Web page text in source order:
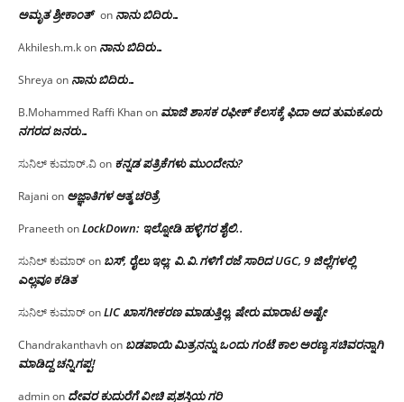
ಅಮೃತ ಶ್ರೀಕಾಂತ್ on ನಾನು ಬಿದಿರು…
Akhilesh.m.kon ನಾನು ಬಿದಿರು…
Shreya on ನಾನು ಬಿದಿರು…
B.Mohammed Raffi Khanon ಮಾಜಿ ಶಾಸಕ ರಫೀಕ್ ಕೆಲಸಕ್ಕೆ ಫಿದಾ ಆದ ತುಮಕೂರು
ನಗರದ ಜನರು…
ಸುನಿಲ್ ಕುಮಾರ್.ವಿon ಕನ್ನಡ ಪತ್ರಿಕೆಗಳು ಮುಂದೇನು?
Rajani on ಅಜ್ಞಾತಿಗಳ ಆತ್ಮ ಚರಿತ್ರೆ
PraneethonLockDown: ಇಲ್ನೋಡಿ ಹಳ್ಳಿಗರ ಶೈಲಿ..
ಸುನಿಲ್ ಕುಮಾರ್on ಬಸ್, ರೈಲು ಇಲ್ಲ; ವಿ.ವಿ.ಗಳಿಗೆ ರಜೆ ಸಾರಿದ UGC, 9 ಜಿಲ್ಲೆಗಳಲ್ಲಿ
ಎಲ್ಲವೂ ಕಡಿತ
ಸುನಿಲ್ ಕುಮಾರ್onLIC ಖಾಸಗೀಕರಣ ಮಾಡುತ್ತಿಲ್ಲ, ಷೇರು ಮಾರಾಟ ಅಷ್ಟೇ
Chandrakanthavhon ಬಡಪಾಯಿ ಮಿತ್ರನನ್ನು ಒಂದು ಗಂಟೆ ಕಾಲ ಅರಣ್ಯ ಸಚಿವರನ್ನಾಗಿ
ಮಾಡಿದ್ದ ಚನ್ನಿಗಪ್ಪ!
adminon ದೇವರ ಕುದುರೆಗೆ ವೀಚಿ ಪ್ರಶಸ್ತಿಯ ಗರಿ